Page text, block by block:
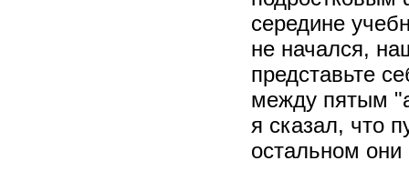
середине
не начался,
представьте
между пятым
я сказал, что
остальном они